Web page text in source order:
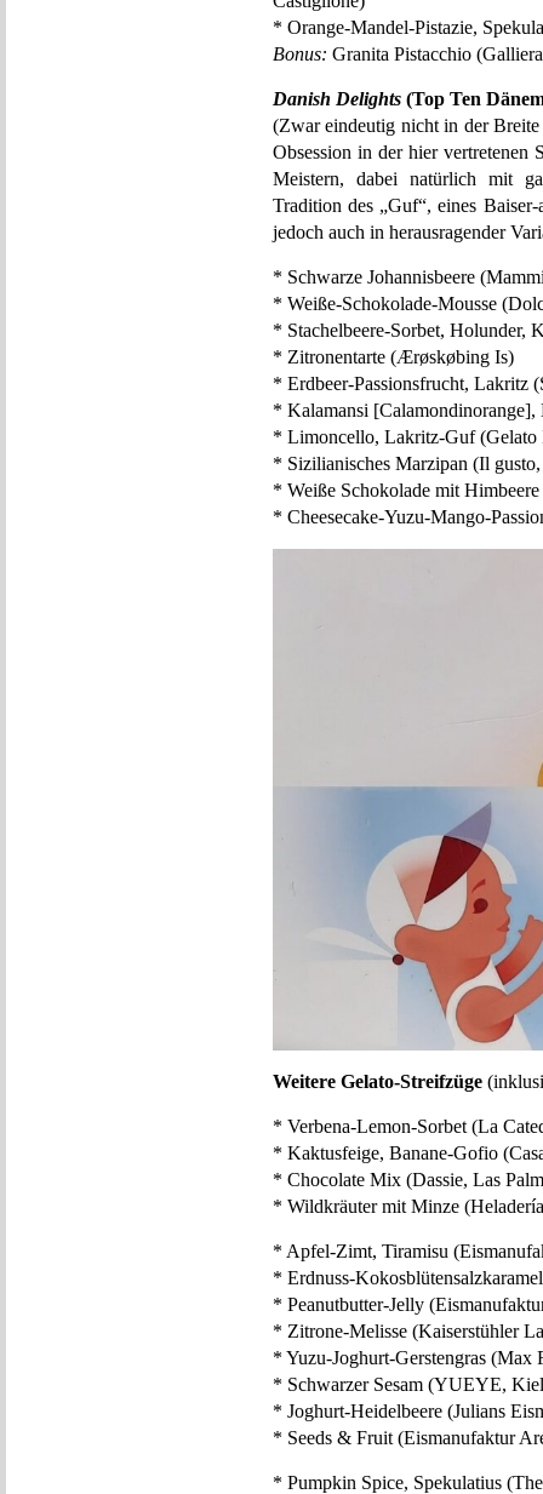
* Orange-Mandel-Pistazie,
Bonus: Granita Pistacchio
Danish Delights (Top Ten
(Zwar eindeutig nicht in der Breite
Obsession in der hier vertretenen
Meistern, dabei natürlich mit
Tradition des „Guf“, eines
jedoch auch in herausragender
* Schwarze Johannisbeere
* Weiße-Schokolade-Mousse
* Stachelbeere-Sorbet,
* Zitronentarte (Ærøskøbing Is)
* Erdbeer-Passionsfrucht, Lakritz
* Kalamansi
* Limoncello, Lakritz-Guf (Gelato
* Sizilianisches Marzipan (Il gusto,
* Weiße Schokolade mit
* Cheesecake-Yuzu-Mango-
Weitere Gelato-Streifzüge
* Verbena-Lemon-Sorbet (La
* Kaktusfeige, Banane-Gofio
* Chocolate Mix (Dassie, Las
* Wildkräuter mit Minze
* Apfel-Zimt, Tiramisu
* Erdnuss-
* Peanutbutter-Jelly
* Zitrone-Melisse (Kaiserstühler
* Yuzu-Joghurt-Gerstengras (Max
* Schwarzer Sesam (YUEYE,
* Joghurt-Heidelbeere (Julians
* Seeds & Fruit (Eismanufaktur
* Pumpkin Spice, Spekulatius